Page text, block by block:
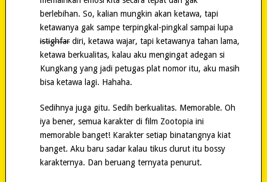
berlebihan. So, kalian mungkin akan ketawa, tapi
ketawanya gak sampe terpingkal-pingkal sampai lupa
istighfardiri, ketawa wajar, tapi ketawanya tahan lama,
ketawa berkualitas, kalau aku mengingat adegan si
Kungkang yang jadi petugas plat nomor itu, aku masih
bisa ketawa lagi. Hahaha.
Sedihnya juga gitu. Sedih berkualitas. Memorable. Oh
iya bener, semua karakter di film Zootopia ini
memorable banget! Karakter setiap binatangnya kiat
banget. Aku baru sadar kalau tikus clurut itu bossy
karakternya. Dan beruang ternyata penurut.